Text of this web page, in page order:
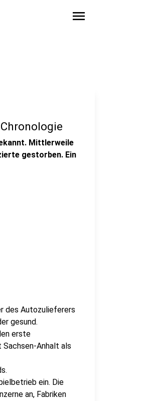
menu
Mittlerweile
gestorben. Ein
des Autozulieferers
gesund.
erste
Sachsen-Anhalt als
ein. Die
an, Fabriken